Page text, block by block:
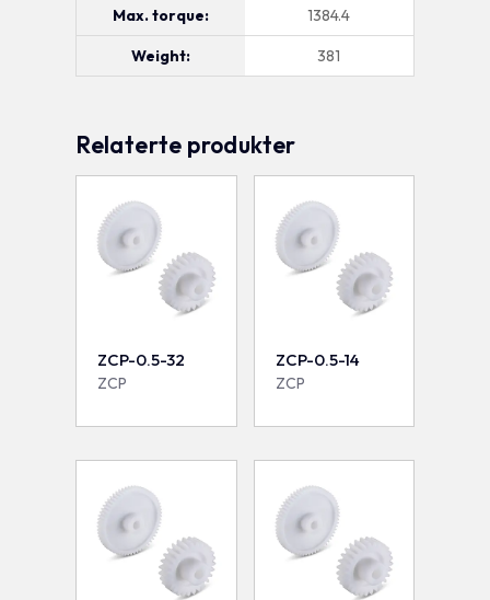
Max. torque: 1384.4
Weight: 381
Relaterte produkter
ZCP-0.5-32
ZCP
ZCP-0.5-14
ZCP